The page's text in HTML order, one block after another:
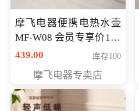
摩飞电器便携电热水壶
MF-W08 会员专享价198
元
439.00 库存100
摩飞电器专卖店